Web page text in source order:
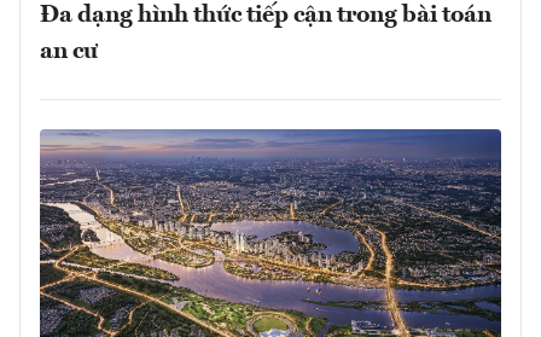
Đa dạng hình thức tiếp cận trong bài toán
an cư